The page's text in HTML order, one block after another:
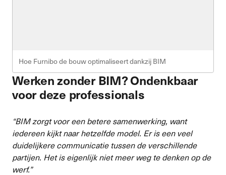
Hoe Furnibo de bouw optimaliseert dankzij BIM
Werken zonder BIM? Ondenkbaar
voor deze professionals
“BIM zorgt voor een betere samenwerking, want
iedereen kijkt naar hetzelfde model. Er is een veel
duidelijkere communicatie tussen de verschillende
partijen. Het is eigenlijk niet meer weg te denken op de
werf.”